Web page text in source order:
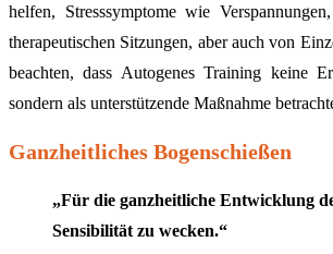
helfen, Stresssymptome wie
therapeutischen Sitzungen, aber auch von
beachten, dass Autogenes Training keine
sondern als unterstützende Maßnahme
Ganzheitliches Bogenschießen
„Für die ganzheitliche Entwicklung
Sensibilität zu wecken.“